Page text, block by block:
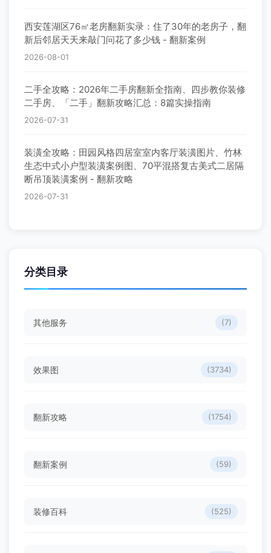
西安莲湖区76㎡老房翻新实录：住了30年的老房子，翻
新后邻居天天来敲门问花了多少钱 - 翻新案例
2026-08-01
二手全攻略：2026年二手房翻新全指南、四步教你装修
二手房、「二手」翻新攻略汇总：8篇实操指南
2026-07-31
装潢全攻略：田园风格四居室室内客厅装潢图片、竹林
生态中式小户型装潢案例图、70平混搭复古美式二居隔
断吊顶装潢案例 - 翻新攻略
2026-07-31
分类目录
其他服务 (7)
效果图 (3734)
翻新攻略 (1754)
翻新案例 (59)
装修百科 (525)